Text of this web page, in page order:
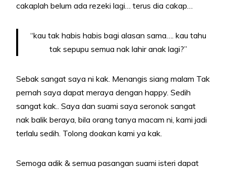
cakaplah belum ada rezeki lagi… terus dia cakap…
“kau tak habis habis bagi alasan sama…. kau tahu
tak sepupu semua nak lahir anak lagi?”
Sebak sangat saya ni kak. Menangis siang malam Tak
pernah saya dapat meraya dengan happy. Sedih
sangat kak.. Saya dan suami saya seronok sangat
nak balik beraya, bila orang tanya macam ni, kami jadi
terlalu sedih. Tolong doakan kami ya kak.
Semoga adik & semua pasangan suami isteri dapat